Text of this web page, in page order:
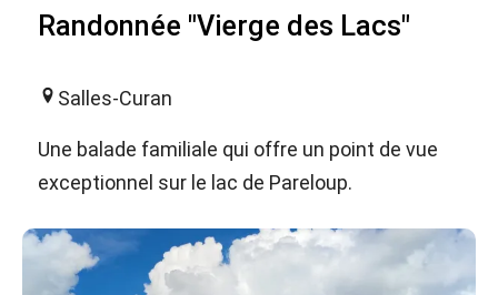
Randonnée "Vierge des Lacs"
Salles-Curan
Une balade familiale qui offre un point de vue
exceptionnel sur le lac de Pareloup.